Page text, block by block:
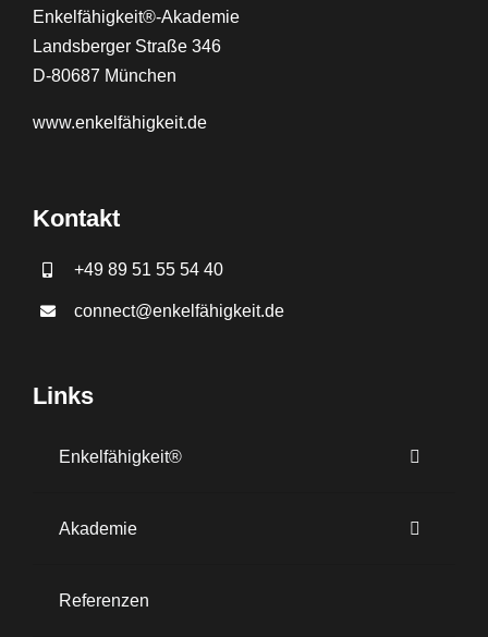
Enkelfähigkeit®-Akademie
Landsberger Straße 346
D-80687 München
www.enkelfähigkeit.de
Kontakt
+49 89 51 55 54 40
connect@enkelfähigkeit.de
Links
Enkelfähigkeit®
Akademie
Referenzen